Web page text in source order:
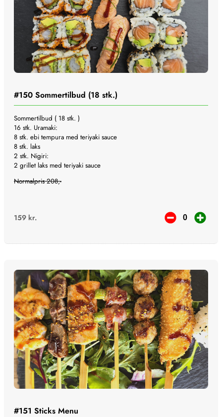
#150 Sommertilbud (18 stk.)
Sommertilbud ( 18 stk. )
16 stk. Uramaki:
8 stk. ebi tempura med teriyaki sauce
8 stk. laks
2 stk. Nigiri:
2 grillet laks med teriyaki sauce
Normalpris 208,-
159 kr.
#151 Sticks Menu